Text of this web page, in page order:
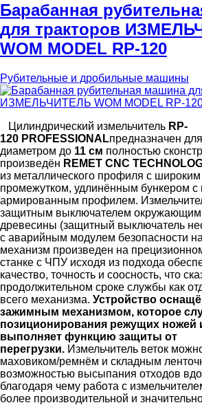
Барабанная
для тракторов
WOM MODEL RP-120
Рубительные и дробильные машины
Цилиндрический измельчитель R P-
120 PROFESSIONALпредназначен
диаметром до 11 см полностью
произведён REMET CNC
из металлического профиля с
промежутком, удлинённым бункером с
армированным профилем.
защитным выключателем окружающим
древесины (защитный выключатель
с аварийным модулем безопасности
механизм произведен на
станке с ЧПУ исходя из подхода
качество, точность и соосность, что
продолжительном сроке службы как
всего механизма. Устройство
зажимным механизмом, которое
позиционирования режущих ножей
выполняет функцию защиты от
перегрузки. Измельчитель веток
маховиком/ремнём и складным
возможностью высыпания отходов
благодаря чему работа с
более производительной и